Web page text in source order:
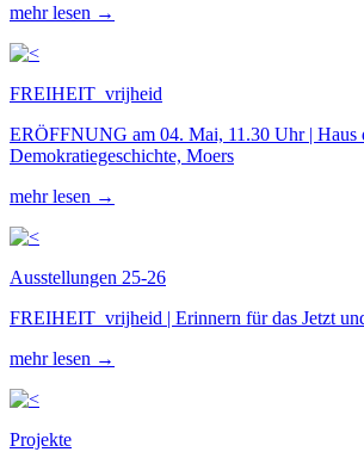
mehr lesen →
FREIHEIT_vrijheid
ERÖFFNUNG am 04. Mai, 11.30 Uhr | Haus
Demokratiegeschichte, Moers
mehr lesen →
Ausstellungen 25-26
FREIHEIT_vrijheid | Erinnern für das Jetzt
mehr lesen →
Projekte